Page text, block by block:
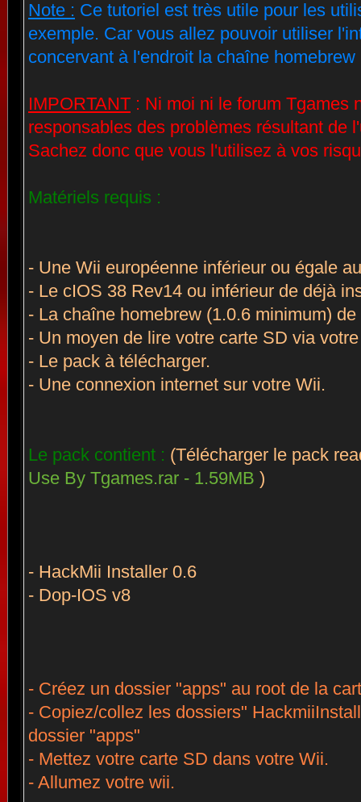
Note : Ce tutoriel est très utile pour les
exemple. Car vous allez pouvoir utiliser
concervant à l'endroit la chaîne homebrew
IMPORTANT : Ni moi ni le forum Tgames
responsables des problèmes résultant de
Sachez donc que vous l'utilisez à vos
Matériels requis :
- Une Wii européenne inférieur ou égale
- Le cIOS 38 Rev14 ou inférieur de déjà
- La chaîne homebrew (1.0.6 minimum)
- Un moyen de lire votre carte SD via
- Le pack à télécharger.
- Une connexion internet sur votre Wii.
Le pack contient : (Télécharger le pack
Use By Tgames.rar - 1.59MB )
- HackMii Installer 0.6
- Dop-IOS v8
- Créez un dossier "apps" au root de la
- Copiez/collez les dossiers"
dossier "apps"
- Mettez votre carte SD dans votre Wii.
- Allumez votre wii.